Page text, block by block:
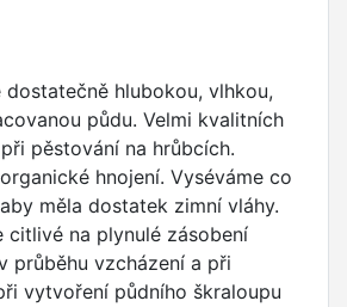
dostatečně hlubokou, vlhkou,
půdu. Velmi kvalitních
pěstování na hrůbcích.
hnojení. Vyséváme co
měla dostatek zimní vláhy.
citlivé na plynulé zásobení
průběhu vzcházení a při
vytvoření půdního škraloupu